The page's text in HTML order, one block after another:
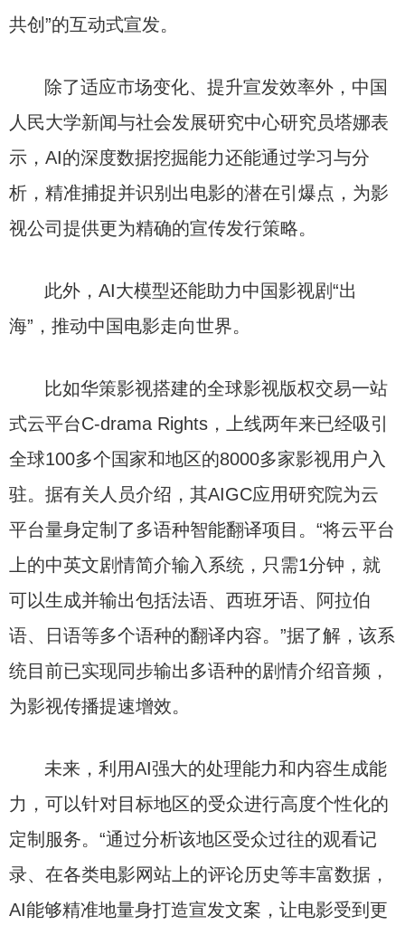
共创”的互动式宣发。
除了适应市场变化、提升宣发效率外，中国
人民大学新闻与社会发展研究中心研究员塔娜表
示，AI的深度数据挖掘能力还能通过学习与分
析，精准捕捉并识别出电影的潜在引爆点，为影
视公司提供更为精确的宣传发行策略。
此外，AI大模型还能助力中国影视剧“出
海”，推动中国电影走向世界。
比如华策影视搭建的全球影视版权交易一站
式云平台C-drama Rights，上线两年来已经吸引
全球100多个国家和地区的8000多家影视用户入
驻。据有关人员介绍，其AIGC应用研究院为云
平台量身定制了多语种智能翻译项目。“将云平台
上的中英文剧情简介输入系统，只需1分钟，就
可以生成并输出包括法语、西班牙语、阿拉伯
语、日语等多个语种的翻译内容。”据了解，该系
统目前已实现同步输出多语种的剧情介绍音频，
为影视传播提速增效。
未来，利用AI强大的处理能力和内容生成能
力，可以针对目标地区的受众进行高度个性化的
定制服务。“通过分析该地区受众过往的观看记
录、在各类电影网站上的评论历史等丰富数据，
AI能够精准地量身打造宣发文案，让电影受到更